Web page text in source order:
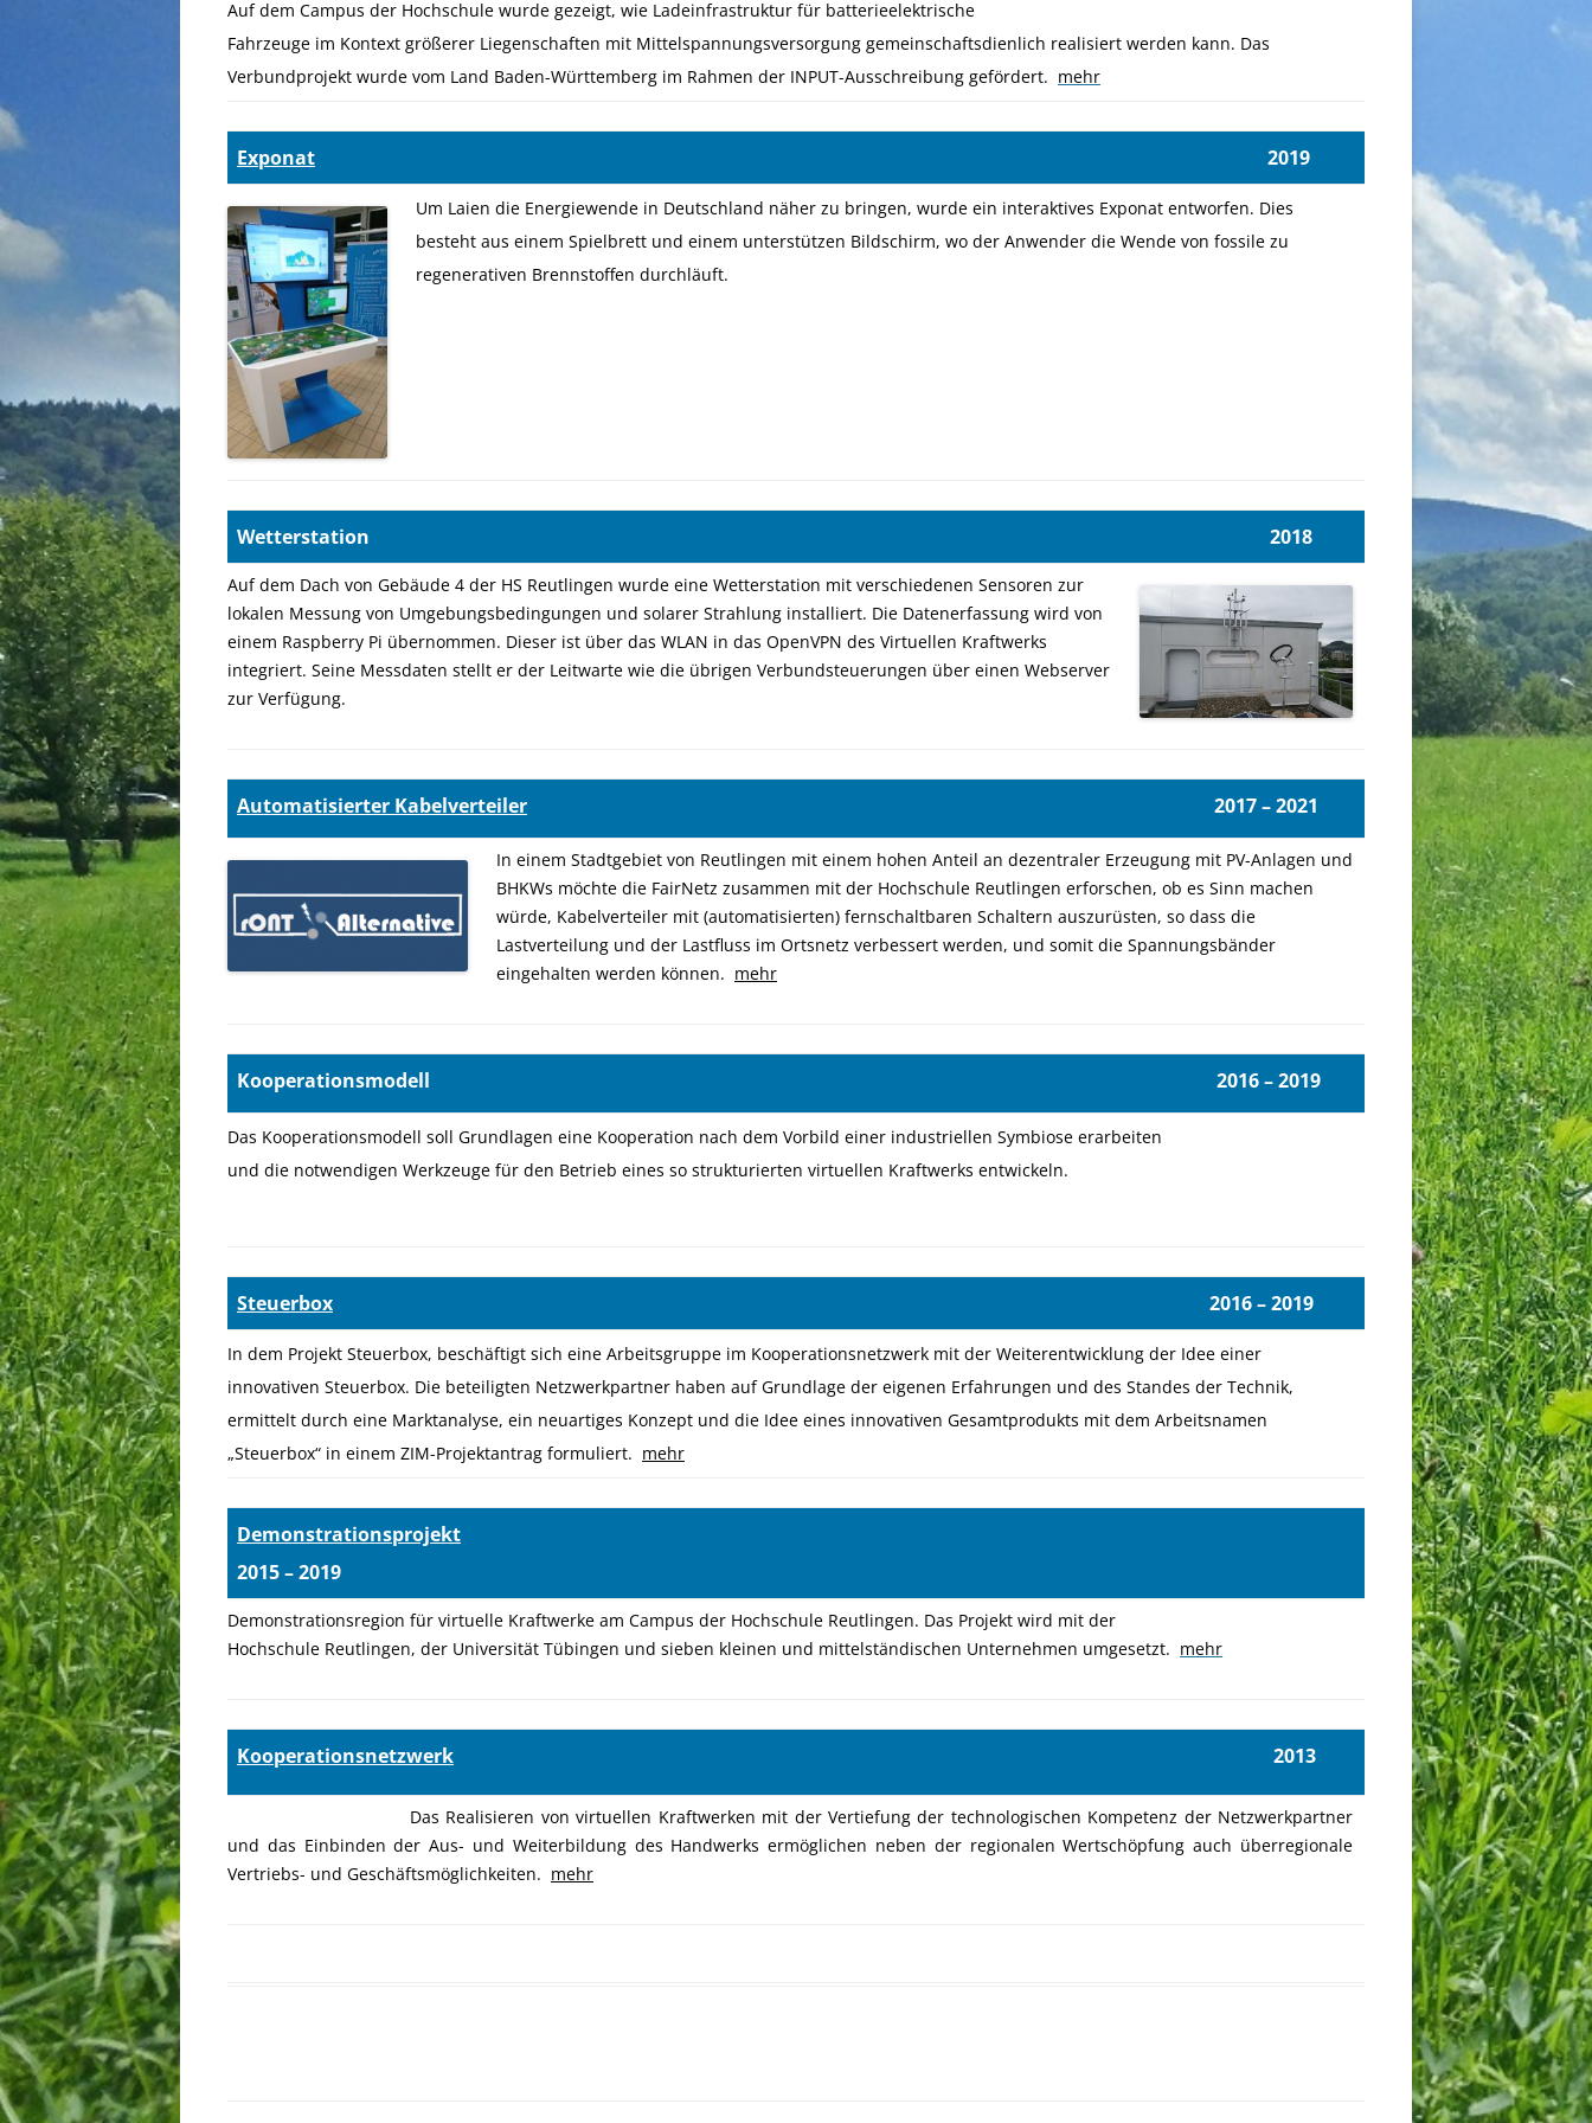
Auf dem Campus der Hochschule wurde gezeigt, wie Ladeinfrastruktur für batterieelektrische
Fahrzeuge im Kontext größerer Liegenschaften mit Mittelspannungsversorgung gemeinschaftsdienlich realisiert werden kann. Das
Verbundprojekt wurde vom Land Baden-Württemberg im Rahmen der INPUT-Ausschreibung gefördert. mehr
Exponat 2019
Um Laien die Energiewende in Deutschland näher zu bringen, wurde ein interaktives Exponat entworfen. Dies
besteht aus einem Spielbrett und einem unterstützen Bildschirm, wo der Anwender die Wende von fossile zu
regenerativen Brennstoffen durchläuft.
Wetterstation 2018
Auf dem Dach von Gebäude 4 der HS Reutlingen wurde eine Wetterstation mit verschiedenen Sensoren zur
lokalen Messung von Umgebungsbedingungen und solarer Strahlung installiert. Die Datenerfassung wird von
einem Raspberry Pi übernommen. Dieser ist über das WLAN in das OpenVPN des Virtuellen Kraftwerks
integriert. Seine Messdaten stellt er der Leitwarte wie die übrigen Verbundsteuerungen über einen Webserver
zur Verfügung.
Automatisierter Kabelverteiler 2017 – 2021
In einem Stadtgebiet von Reutlingen mit einem hohen Anteil an dezentraler Erzeugung mit PV-Anlagen und
BHKWs möchte die FairNetz zusammen mit der Hochschule Reutlingen erforschen, ob es Sinn machen
würde, Kabelverteiler mit (automatisierten) fernschaltbaren Schaltern auszurüsten, so dass die
Lastverteilung und der Lastfluss im Ortsnetz verbessert werden, und somit die Spannungsbänder
eingehalten werden können. mehr
Kooperationsmodell 2016 – 2019
Das Kooperationsmodell soll Grundlagen eine Kooperation nach dem Vorbild einer industriellen Symbiose erarbeiten
und die notwendigen Werkzeuge für den Betrieb eines so strukturierten virtuellen Kraftwerks entwickeln.
Steuerbox 2016 – 2019
In dem Projekt Steuerbox, beschäftigt sich eine Arbeitsgruppe im Kooperationsnetzwerk mit der Weiterentwicklung der Idee einer
innovativen Steuerbox. Die beteiligten Netzwerkpartner haben auf Grundlage der eigenen Erfahrungen und des Standes der Technik,
ermittelt durch eine Marktanalyse, ein neuartiges Konzept und die Idee eines innovativen Gesamtprodukts mit dem Arbeitsnamen
„Steuerbox“ in einem ZIM-Projektantrag formuliert. mehr
Demonstrationsprojekt
2015 – 2019
Demonstrationsregion für virtuelle Kraftwerke am Campus der Hochschule Reutlingen. Das Projekt wird mit der
Hochschule Reutlingen, der Universität Tübingen und sieben kleinen und mittelständischen Unternehmen umgesetzt. mehr
Kooperationsnetzwerk 2013
Das Realisieren von virtuellen Kraftwerken mit der Vertiefung der technologischen Kompetenz der Netzwerkpartner
und das Einbinden der Aus- und Weiterbildung des Handwerks ermöglichen neben der regionalen Wertschöpfung auch überregionale
Vertriebs- und Geschäftsmöglichkeiten. mehr